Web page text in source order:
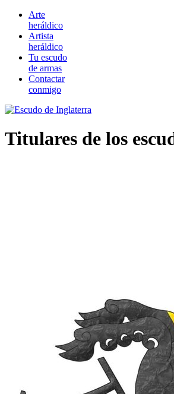
Arte
heráldico
Artista
heráldico
Tu escudo
de armas
Contactar
conmigo
Titulares de los